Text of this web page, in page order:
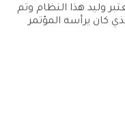
وليد هذا النظام وتم
كان يرأسه المؤتمر